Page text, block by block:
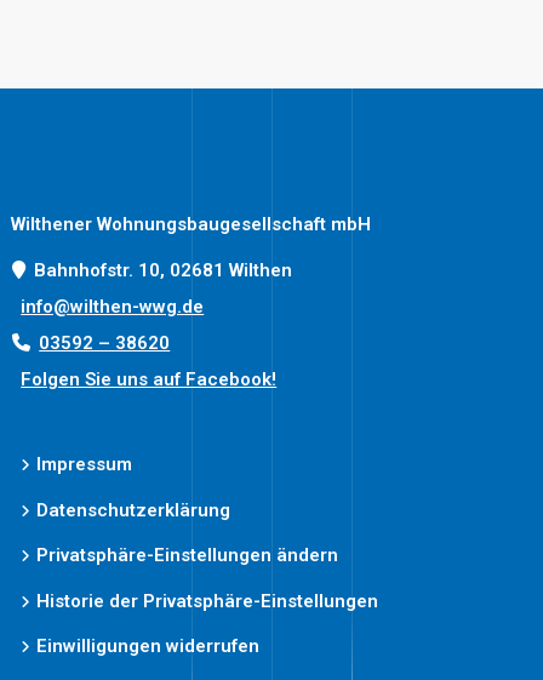
Wilthener Wohnungsbaugesellschaft mbH
Bahnhofstr. 10, 02681 Wilthen
info@wilthen-wwg.de
03592 – 38620
Folgen Sie uns auf Facebook!
Impressum
Datenschutzerklärung
Privatsphäre-Einstellungen ändern
Historie der Privatsphäre-Einstellungen
Einwilligungen widerrufen